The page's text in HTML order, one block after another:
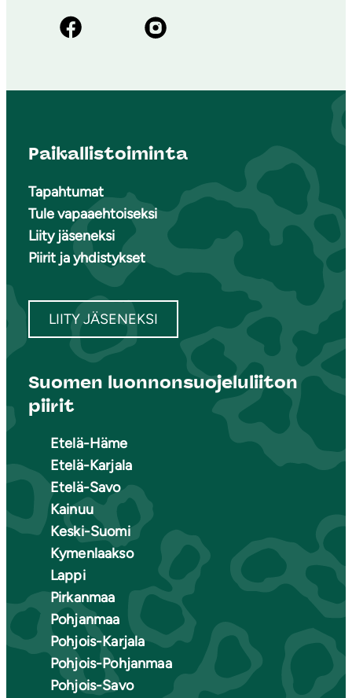
Paikallistoiminta
Tapahtumat
Tule vapaaehtoiseksi
Liity jäseneksi
Piirit ja yhdistykset
LIITY JÄSENEKSI
Suomen luonnonsuojeluliiton
piirit
Etelä-Häme
Etelä-Karjala
Etelä-Savo
Kainuu
Keski-Suomi
Kymenlaakso
Lappi
Pirkanmaa
Pohjanmaa
Pohjois-Karjala
Pohjois-Pohjanmaa
Pohjois-Savo